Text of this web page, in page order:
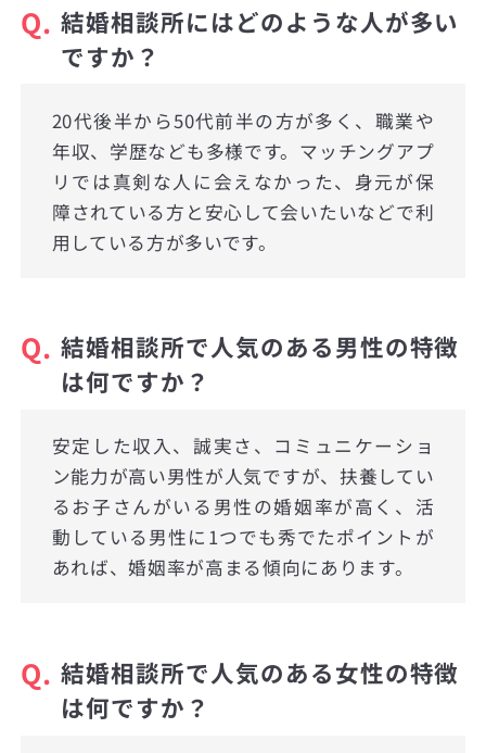
Q. 結婚相談所にはどのような人が多い
ですか？
20代後半から50代前半の方が多く、職業や
年収、学歴なども多様です。マッチングアプ
リでは真剣な人に会えなかった、身元が保
障されている方と安心して会いたいなどで利
用している方が多いです。
Q. 結婚相談所で人気のある男性の特徴
は何ですか？
安定した収入、誠実さ、コミュニケーショ
ン能力が高い男性が人気ですが、扶養してい
るお子さんがいる男性の婚姻率が高く、活
動している男性に1つでも秀でたポイントが
あれば、婚姻率が高まる傾向にあります。
Q. 結婚相談所で人気のある女性の特徴
は何ですか？